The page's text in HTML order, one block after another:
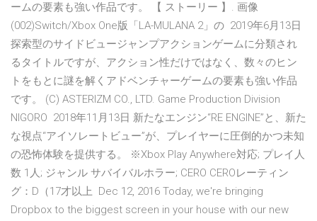
ームの要素も強い作品です。 【 ストーリー 】. 画像
(002)Switch/Xbox One版「LA-MULANA 2」の 2019年6月13日
探索型のサイドビュージャンプアクションゲームに分類され
るタイトルですが、アクション性だけではなく、数々のヒン
トをもとに謎を解くアドベンチャーゲームの要素も強い作品
です。 (C) ASTERIZM CO., LTD. Game Production Division
NIGORO 2018年11月13日 新たなエンジン“RE ENGINE”と、新た
な視点“アイソレートビュー”が、プレイヤーに圧倒的かつ未知
の恐怖体験を提供する。 ※Xbox Play Anywhere対応; プレイ人
数 1人; ジャンル サバイバルホラー; CERO CEROレーティン
グ：D（17才以上 Dec 12, 2016 Today, we're bringing
Dropbox to the biggest screen in your house with our new